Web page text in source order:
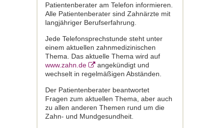
Patientenberater am Telefon informieren.
Alle Patientenberater sind Zahnärzte mit
langjähriger Berufserfahrung.
Jede Telefonsprechstunde steht unter
einem aktuellen zahnmedizinischen
Thema. Das aktuelle Thema wird auf
www.zahn.de
angekündigt und
wechselt in regelmäßigen Abständen.
Der Patientenberater beantwortet
Fragen zum aktuellen Thema, aber auch
zu allen anderen Themen rund um die
Zahn- und Mundgesundheit.